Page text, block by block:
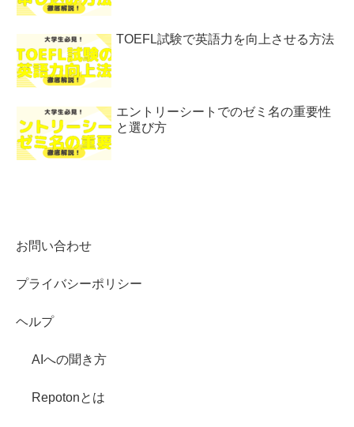
TOEFL試験で英語力を向上させる方法
エントリーシートでのゼミ名の重要性
と選び方
お問い合わせ
プライバシーポリシー
ヘルプ
AIへの聞き方
Repotonとは